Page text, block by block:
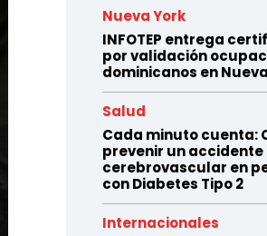
Nueva York
INFOTEP entrega
por validación
dominicanos en
Salud
Cada minuto cuenta:
prevenir un accidente
cerebrovascular en
con Diabetes Tipo 2
Internacionales